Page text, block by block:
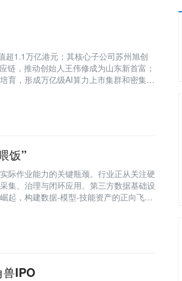
超1.1万亿港元；其核心子公司苏州旭创
链，推动创始人王伟修成为山东新首富；
育，形成万亿级AI算力上市集群和密集
饭”
际作业能力的关键瓶颈。行业正从关注硬
集、治理与闭环应用。第三方数据基础设
起，构建数据-模型-技能资产的正向飞
IPO